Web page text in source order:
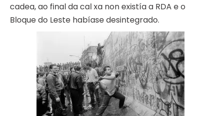
cadea, ao final da cal xa non existía a RDA e o
Bloque do Leste habíase desintegrado.